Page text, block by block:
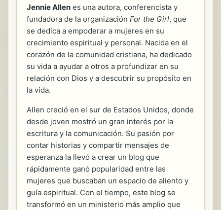
Jennie Allen es una autora, conferencista y
fundadora de la organización For the Girl, que
se dedica a empoderar a mujeres en su
crecimiento espiritual y personal. Nacida en el
corazón de la comunidad cristiana, ha dedicado
su vida a ayudar a otros a profundizar en su
relación con Dios y a descubrir su propósito en
la vida.
Allen creció en el sur de Estados Unidos, donde
desde joven mostró un gran interés por la
escritura y la comunicación. Su pasión por
contar historias y compartir mensajes de
esperanza la llevó a crear un blog que
rápidamente ganó popularidad entre las
mujeres que buscaban un espacio de aliento y
guía espiritual. Con el tiempo, este blog se
transformó en un ministerio más amplio que